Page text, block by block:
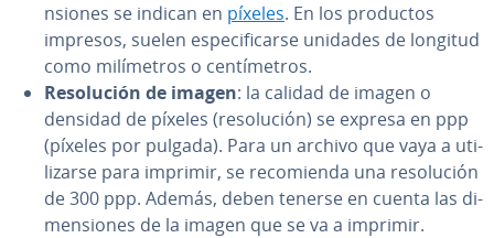
n­sio­nes se indican en píxeles. En los productos
impresos, suelen es­pe­ci­fi­car­se unidades de longitud
como mi­lí­me­tros o ce­n­tí­me­tros.
Re­so­lu­ción de imagen: la calidad de imagen o
densidad de píxeles (re­so­lu­ción) se expresa en ppp
(píxeles por pulgada). Para un archivo que vaya a uti­
li­zar­se para imprimir, se re­co­mie­n­da una re­so­lu­ción
de 300 ppp. Además, deben tenerse en cuenta las di­
me­n­sio­nes de la imagen que se va a imprimir.